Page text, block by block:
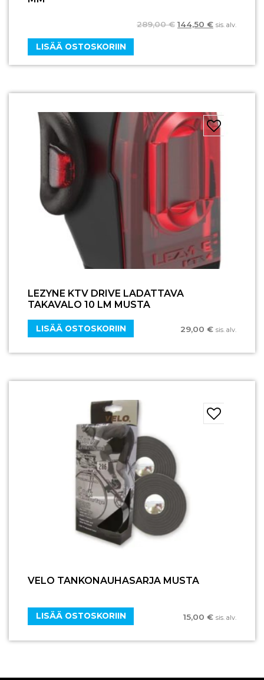
289,00€ 144,50 € sis. alv.
LISÄÄ OSTOSKORIIN
LEZYNE KTV DRIVE LADATTAVA
TAKAVALO 10 LM MUSTA
29,00 € sis. alv.
LISÄÄ OSTOSKORIIN
VELO TANKONAUHASARJA MUSTA
15,00 € sis. alv.
LISÄÄ OSTOSKORIIN